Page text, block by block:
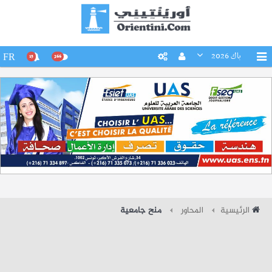
باك 2026 266
15
FR
الرئيسية المحاور منح جامعية